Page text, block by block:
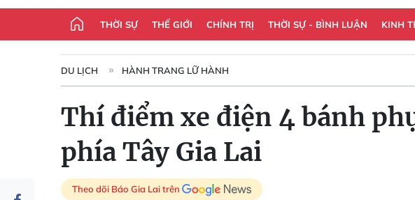
THỜI SỰ THẾ GIỚI CHÍNH TRỊ THỜI SỰ - BÌNH LUẬN KINH
DU LỊCH HÀNH TRANG LỮ HÀNH
Thí điểm xe điện 4 bánh
phía Tây Gia Lai
Theo dõi Báo Gia Lai trên